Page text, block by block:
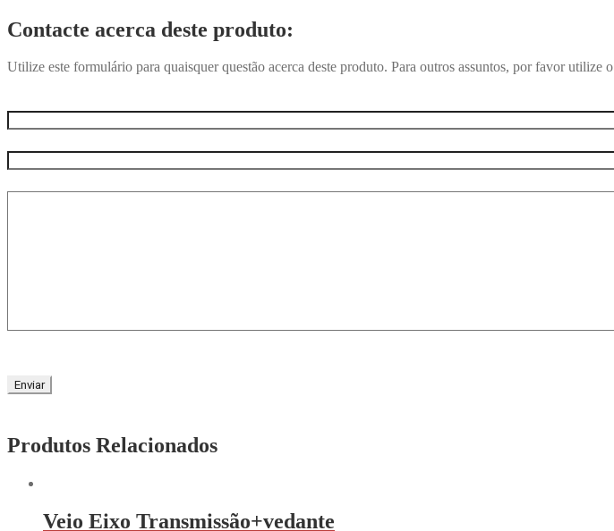
Contacte acerca deste produto:
Utilize este formulário para quaisquer questão acerca deste produto. Para outros assuntos, por favor utilize o
Produtos Relacionados
Veio Eixo Transmissão+vedante